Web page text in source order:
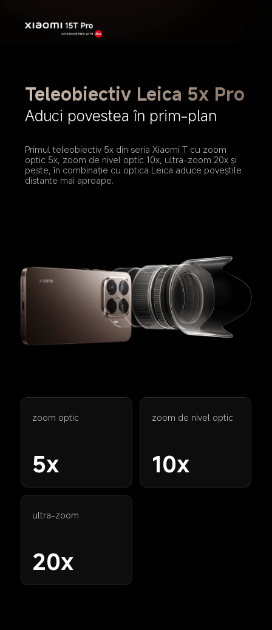
Teleobiectiv Leica 5x Pro
Aduci povestea în prim-plan
Primul teleobiectiv 5x din seria Xiaomi T cu zoom
optic 5x, zoom de nivel optic 10x, ultra-zoom 20x și
peste, în combinație cu optica Leica aduce poveștile
distante mai aproape.
zoom optic
5x
zoom de nivel optic
10x
ultra-zoom
20x